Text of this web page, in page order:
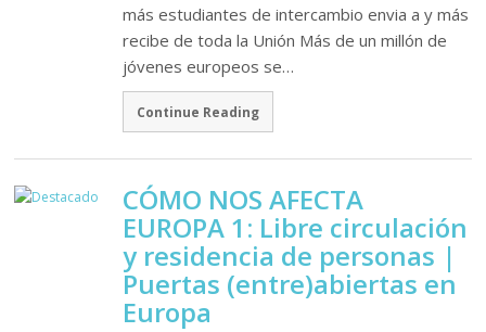
más estudiantes de intercambio envia a y más
recibe de toda la Unión Más de un millón de
jóvenes europeos se…
Continue Reading
CÓMO NOS AFECTA
EUROPA 1: Libre circulación
y residencia de personas |
Puertas (entre)abiertas en
Europa